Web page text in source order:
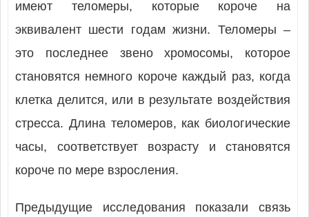
имеют теломеры, которые короче на
эквивалент шести годам жизни. Теломеры –
это последнее звено хромосомы, которое
становятся немного короче каждый раз, когда
клетка делится, или в результате воздействия
стресса. Длина теломеров, как биологические
часы, соответствует возрасту и становятся
короче по мере взросления.
Предыдущие исследования показали связь